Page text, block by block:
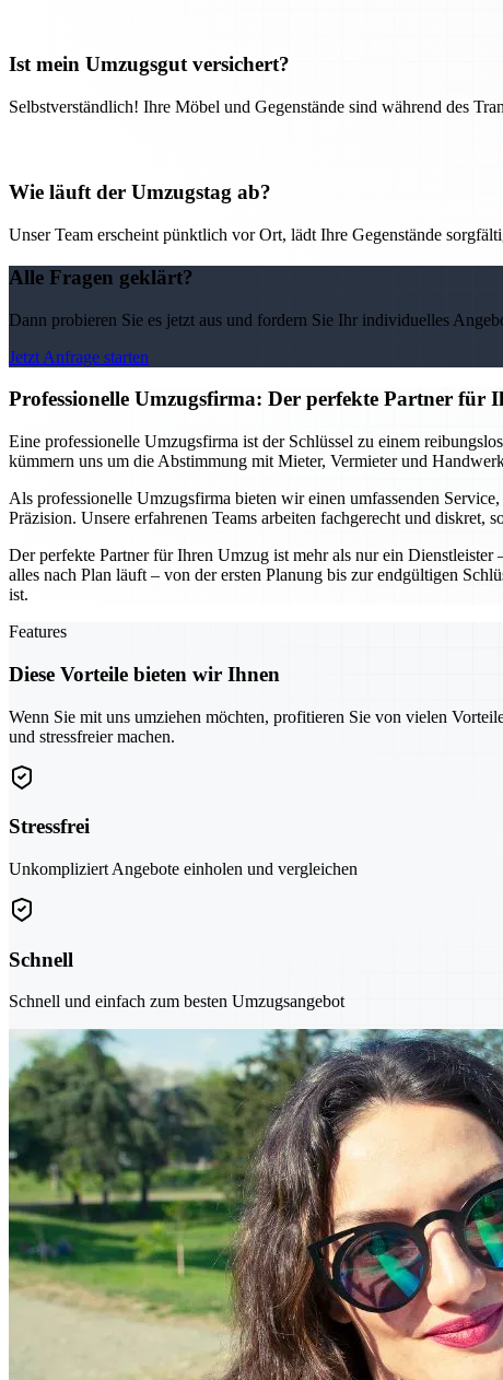
Ist mein Umzugsgut versichert?
Selbstverständlich! Ihre Möbel und Gegenstände sind während des
Wie läuft der Umzugstag ab?
Unser Team erscheint pünktlich vor Ort, lädt Ihre Gegenstände
Alle Fragen geklärt?
Dann probieren Sie es jetzt aus und fordern Sie Ihr individuelles
Jetzt Anfrage starten
Professionelle Umzugsfirma: Der perfekte Partner für
Eine professionelle Umzugsfirma ist der Schlüssel zu einem
kümmern uns um die Abstimmung mit Mieter, Vermieter und
Als professionelle Umzugsfirma bieten wir einen umfassenden
Präzision. Unsere erfahrenen Teams arbeiten fachgerecht und diskret,
Der perfekte Partner für Ihren Umzug ist mehr als nur ein
alles nach Plan läuft – von der ersten Planung bis zur endgültigen
ist.
Features
Diese Vorteile bieten wir Ihnen
Wenn Sie mit uns umziehen möchten, profitieren Sie von vielen
und stressfreier machen.
Stressfrei
Unkompliziert Angebote einholen und vergleichen
Schnell
Schnell und einfach zum besten Umzugsangebot